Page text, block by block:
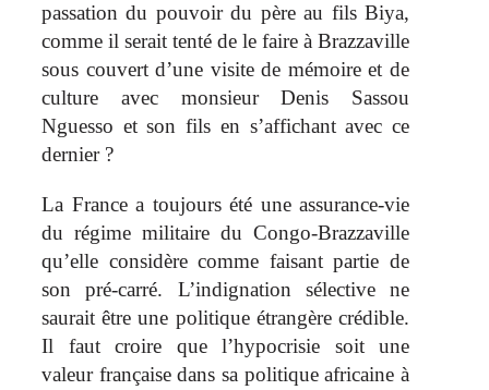
passation du pouvoir du père au fils Biya,
comme il serait tenté de le faire à Brazzaville
sous couvert d’une visite de mémoire et de
culture avec monsieur Denis Sassou
Nguesso et son fils en s’affichant avec ce
dernier ?
La France a toujours été une assurance-vie
du régime militaire du Congo-Brazzaville
qu’elle considère comme faisant partie de
son pré-carré. L’indignation sélective ne
saurait être une politique étrangère crédible.
Il faut croire que l’hypocrisie soit une
valeur française dans sa politique africaine à